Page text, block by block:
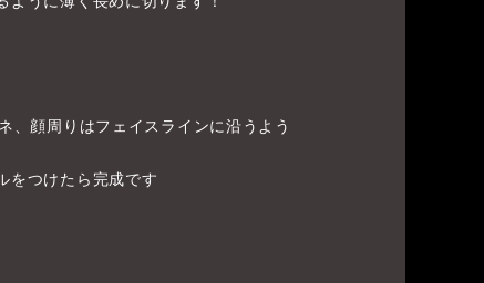
、顔周りはフェイスラインに沿うよう
をつけたら完成です